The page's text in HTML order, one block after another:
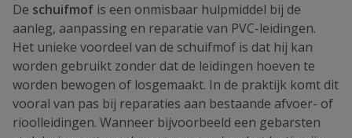
De schuifmof is een onmisbaar hulpmiddel bij de
aanleg, aanpassing en reparatie van PVC-leidingen.
Het unieke voordeel van de schuifmof is dat hij kan
worden gebruikt zonder dat de leidingen hoeven te
worden bewogen of losgemaakt. In de praktijk komt dit
vooral van pas bij reparaties aan bestaande afvoer- of
rioolleidingen. Wanneer bijvoorbeeld een gebarsten